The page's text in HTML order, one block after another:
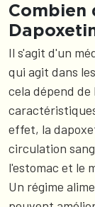
Combien
Il s'agit d'un
qui agit dans
cela dépend
effet, la
circulation
l'estomac et le
Un régime